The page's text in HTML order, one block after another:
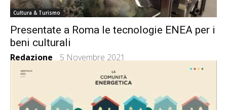
Cultura & Turismo
Presentate a Roma le tecnologie ENEA per i
beni culturali
Redazione - 5 Novembre 2021